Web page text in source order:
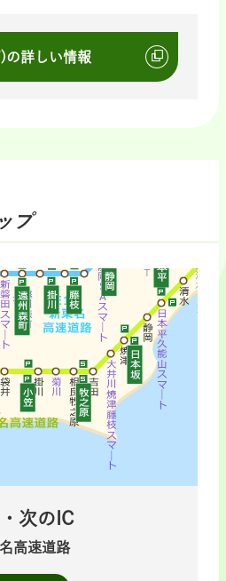
の詳しい情報
プ
次のIC
高速道路